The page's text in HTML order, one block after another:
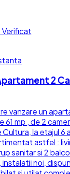
Verificat
2
vanzare un
61 mp , de 2
la etajul 6
astfel :
sanitar si 2
noi,